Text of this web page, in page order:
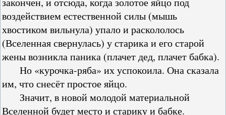
воздействием естественной силы (мышь
хвостиком вильнула) упало и раскололось
(Вселенная свернулась) у старика и его старой
жены возникла паника (плачет дед, плачет бабка).
Но «курочка-ряба» их успокоила. Она сказала
им, что снесёт простое яйцо.
Значит, в новой молодой материальной
Вселенной будет место и старику и бабке.